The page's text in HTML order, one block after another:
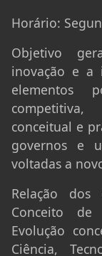
Horário:
Objetivo
inovação e a
elementos
conceitual e
governos e
voltadas a
Relação dos
Conceito de
Evolução
Ciência,